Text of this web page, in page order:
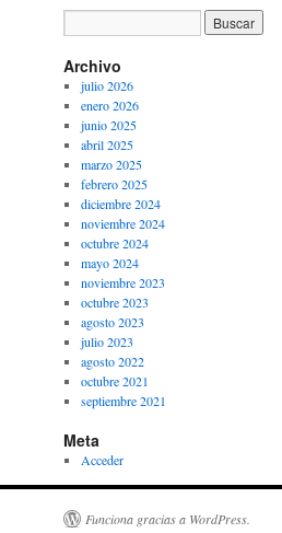
Archivo
julio 2026
enero 2026
junio 2025
abril 2025
marzo 2025
febrero 2025
diciembre 2024
noviembre 2024
octubre 2024
mayo 2024
noviembre 2023
octubre 2023
agosto 2023
julio 2023
agosto 2022
octubre 2021
septiembre 2021
Meta
Acceder
Funciona gracias a WordPress.